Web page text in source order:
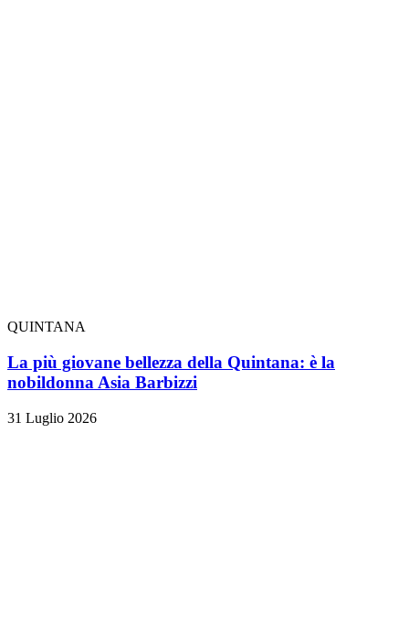
QUINTANA
La più giovane bellezza della Quintana: è la
nobildonna Asia Barbizzi
31 Luglio 2026